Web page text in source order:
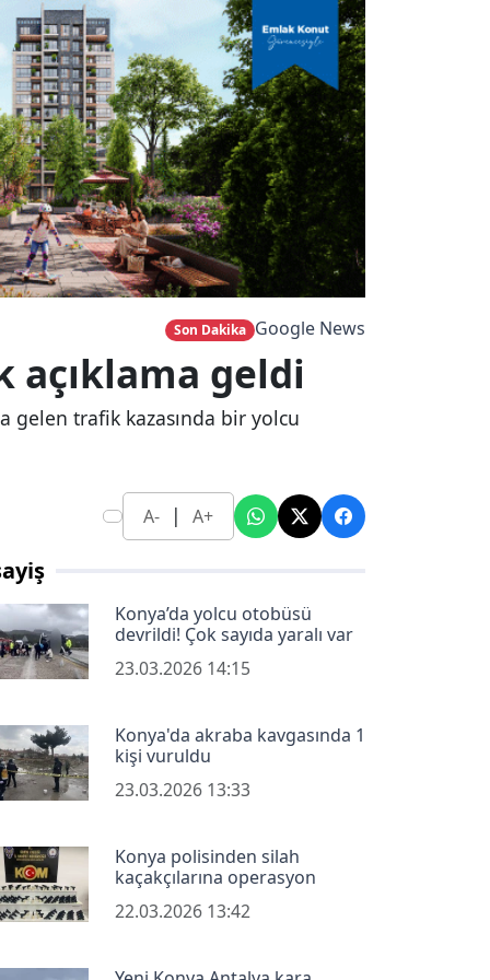
Son Dakika Google News
açıklama geldi
gelen trafik kazasında bir yolcu
A- | A+
Konya’da yolcu otobüsü
devrildi! Çok sayıda yaralı var
23.03.2026 14:15
Konya'da akraba kavgasında 1
kişi vuruldu
23.03.2026 13:33
Konya polisinden silah
kaçakçılarına operasyon
22.03.2026 13:42